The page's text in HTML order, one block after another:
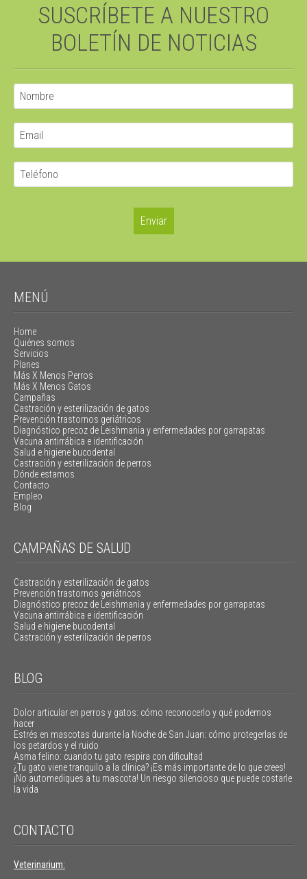
SUSCRÍBETE A NUESTRO
BOLETÍN DE NOTICIAS
MENÚ
Home
Quiénes somos
Servicios
Planes
Más X Menos Perros
Más X Menos Gatos
Campañas
Castración y esterilización de gatos
Prevención trastornos geriátricos
Diagnóstico precoz de Leishmania y enfermedades por garrapatas
Vacuna antirrábica e identificación
Salud e higiene bucodental
Castración y esterilización de perros
Dónde estamos
Contacto
Empleo
Blog
CAMPAÑAS DE SALUD
Castración y esterilización de gatos
Prevención trastornos geriátricos
Diagnóstico precoz de Leishmania y enfermedades por garrapatas
Vacuna antirrábica e identificación
Salud e higiene bucodental
Castración y esterilización de perros
BLOG
Dolor articular en perros y gatos: cómo reconocerlo y qué podemos
hacer
Estrés en mascotas durante la Noche de San Juan: cómo protegerlas de
los petardos y el ruido
Asma felino: cuando tu gato respira con dificultad
¿Tu gato viene tranquilo a la clínica? ¡Es más importante de lo que crees!
¡No automediques a tu mascota! Un riesgo silencioso que puede costarle
la vida
CONTACTO
Veterinarium: